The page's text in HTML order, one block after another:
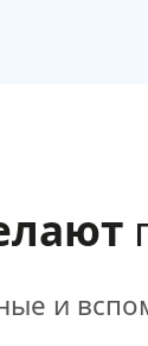
и